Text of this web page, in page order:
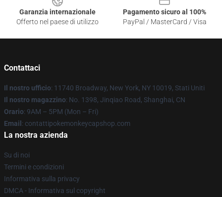
Garanzia internazionale
Offerto nel paese di utilizzo
Pagamento sicuro al 100%
PayPal / MasterCard / Visa
Contattaci
Il nostro ufficio: 11740 Broadway, New York, NY 10019, Stati Uniti
Il nostro magazzino: No. 1398, Jinqiao Road, Shanghai, CN
Orario: 9AM – 5PM (Mon – Fri)
Email : contattipokemonkeycapshop.com
La nostra azienda
Su di noi
Termini e condizioni
Informativa sulla privacy
DMCA - Informativa sul copyright